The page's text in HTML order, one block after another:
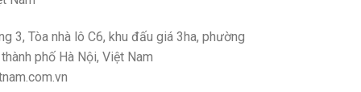
3, Tòa nhà lô C6, khu đấu giá 3ha, phường
phố Hà Nội, Việt Nam